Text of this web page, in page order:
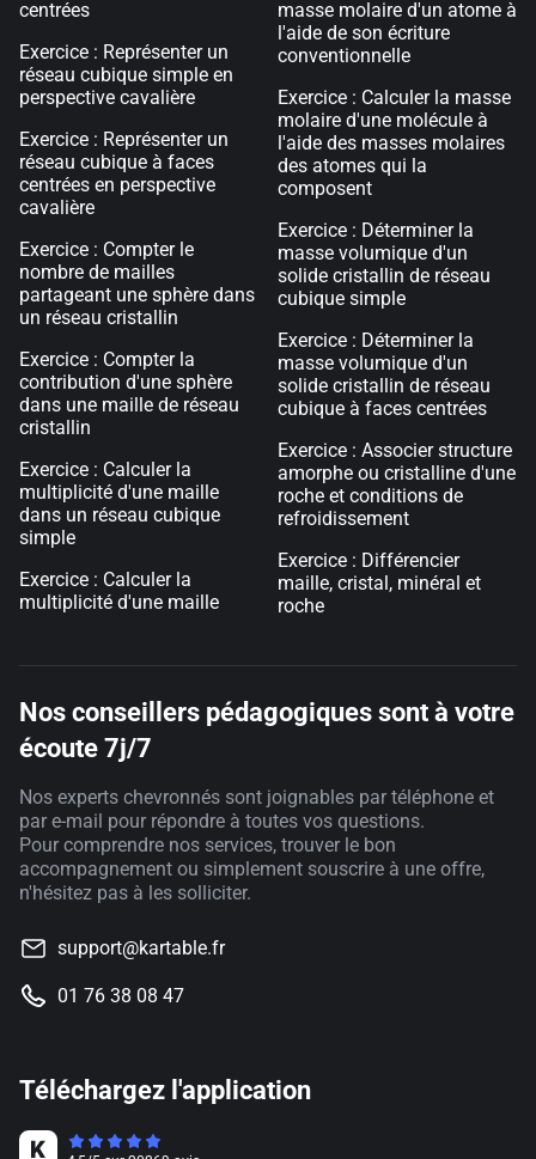
centrées
Exercice : Représenter un
réseau cubique simple en
perspective cavalière
Exercice : Représenter un
réseau cubique à faces
centrées en perspective
cavalière
Exercice : Compter le
nombre de mailles
partageant une sphère dans
un réseau cristallin
Exercice : Compter la
contribution d'une sphère
dans une maille de réseau
cristallin
Exercice : Calculer la
multiplicité d'une maille
dans un réseau cubique
simple
Exercice : Calculer la
multiplicité d'une maille
masse molaire d'un atome à
l'aide de son écriture
conventionnelle
Exercice : Calculer la masse
molaire d'une molécule à
l'aide des masses molaires
des atomes qui la
composent
Exercice : Déterminer la
masse volumique d'un
solide cristallin de réseau
cubique simple
Exercice : Déterminer la
masse volumique d'un
solide cristallin de réseau
cubique à faces centrées
Exercice : Associer structure
amorphe ou cristalline d'une
roche et conditions de
refroidissement
Exercice : Différencier
maille, cristal, minéral et
roche
Nos conseillers pédagogiques sont à votre
écoute 7j/7
Nos experts chevronnés sont joignables par téléphone et
par e-mail pour répondre à toutes vos questions.
Pour comprendre nos services, trouver le bon
accompagnement ou simplement souscrire à une offre,
n'hésitez pas à les solliciter.
support@kartable.fr
01 76 38 08 47
Téléchargez l'application